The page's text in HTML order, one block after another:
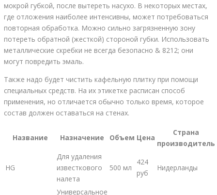
мокрой губкой, после вытереть насухо. В некоторых местах,
где отложения наиболее интенсивны, может потребоваться
повторная обработка. Можно сильно загрязненную зону
потереть обратной (жесткой) стороной губки. Использовать
металлические скребки не всегда безопасно & 8212; они
могут повредить эмаль.
Также надо будет чистить кафельную плитку при помощи
специальных средств. На их этикетке расписан способ
применения, но отличается обычно только время, которое
состав должен оставаться на стенах.
Название Назначение Объем Цена
Страна
производитель
HG
Для удаления
известкового
налета
500 мл
424
руб
Нидерланды
Универсальное